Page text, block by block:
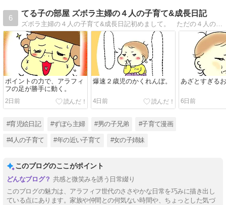
6
てる子の部屋 ズボラ主婦の４人の子育て&成長日記
ズボラ主婦の４人の子育て&成長日記初めまして。 ただの４人の子持ちの主婦、てる子と申します。このブログは、私の日常をならべています。少しでもクスリッと笑ってもらえたり、「あるある〜！」と思えてもらえたらこれ幸いです。
ポイントの力で、アラフィ
フの足が勝手に動く。
2日前
爆速２歳児のかくれんぼ。
4日前
あざとすぎる
6日前
#育児絵日記 #ずぼら主婦 #男の子兄弟 #子育て漫画
#4人の子育て #年の近い子育て #女の子姉妹
このブログのここがポイント
共感と微笑みを誘う日常綴り
このブログの魅力は、アラフィフ世代のささやかな日常を巧みに描き出し
ている点にあります。家族や仲間との何気ない時間や、ちょっとした気づ